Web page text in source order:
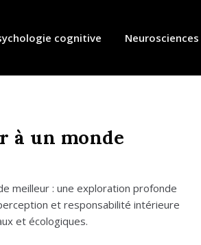
cognitive Neurosciences
à un monde
meilleur : une explo­ra­tion pro­fonde
et res­pon­sa­bi­li­té inté­rieure
et éco­lo­giques.